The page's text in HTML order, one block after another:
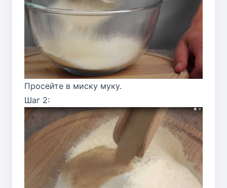
Просейте в миску муку.
Шаг 2: